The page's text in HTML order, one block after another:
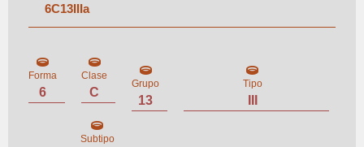
6C13IIIa
Forma
6
Clase
C
Grupo
13
Tipo
Subtipo